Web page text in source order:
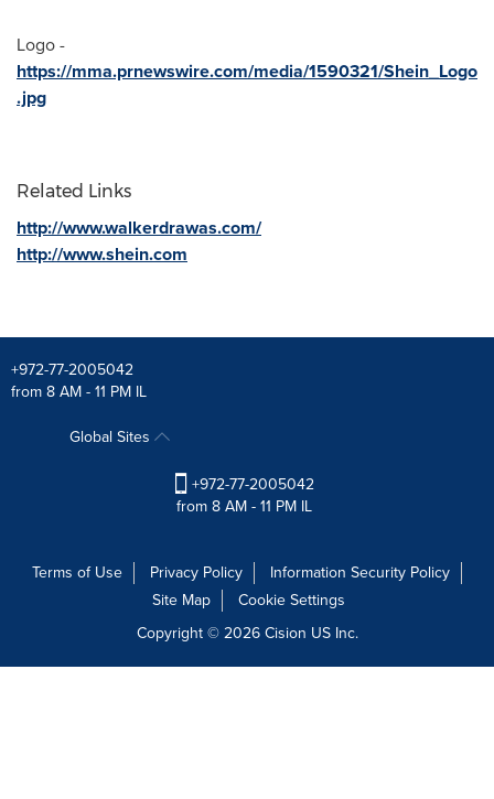
Logo -
https://mma.prnewswire.com/media/1590321/Shein_Logo
.jpg
Related Links
http://www.walkerdrawas.com/
http://www.shein.com
+972-77-2005042
from 8 AM - 11 PM IL
Global Sites
+972-77-2005042
from 8 AM - 11 PM IL
Terms of Use Privacy Policy
Information Security Policy
Site Map
Cookie Settings
Copyright © 2026Cision US Inc.